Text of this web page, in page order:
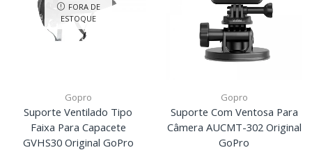
FORA DE
ESTOQUE
Gopro
Suporte Ventilado Tipo
Faixa Para Capacete
GVHS30 Original GoPro
Gopro
Suporte Com Ventosa Para
Câmera AUCMT-302 Original
GoPro